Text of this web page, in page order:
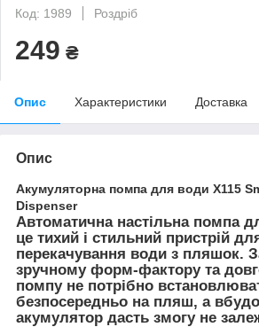
Код: 1989
Роздріб
249 ₴
Опис Характеристики Доставка
Опис
Акумуляторна помпа для води X115
Dispenser
Автоматична настільна помпа
це тихий і стильний пристрій
перекачування води з пляшок.
зручному форм-фактору та
помпу не потрібно
безпосередньо на пляш, а
акумулятор дасть змогу не